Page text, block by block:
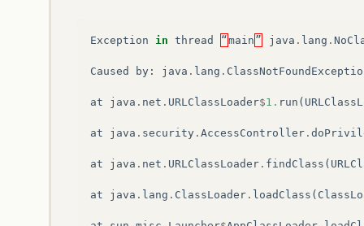
Exception in thread “ main ” java . lang .
Caused by : java . lang .
at java . net . URLClassLoader$1. run (
at java . security . AccessController .
at java . net . URLClassLoader . findClass (
at java . lang . ClassLoader . loadClass (